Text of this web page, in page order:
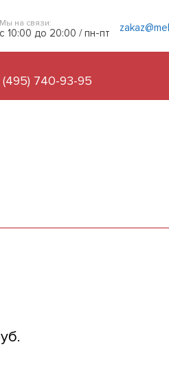
Мы на связи:
с 10:00 до 20:00 / пн-пт
(495) 740-93-95